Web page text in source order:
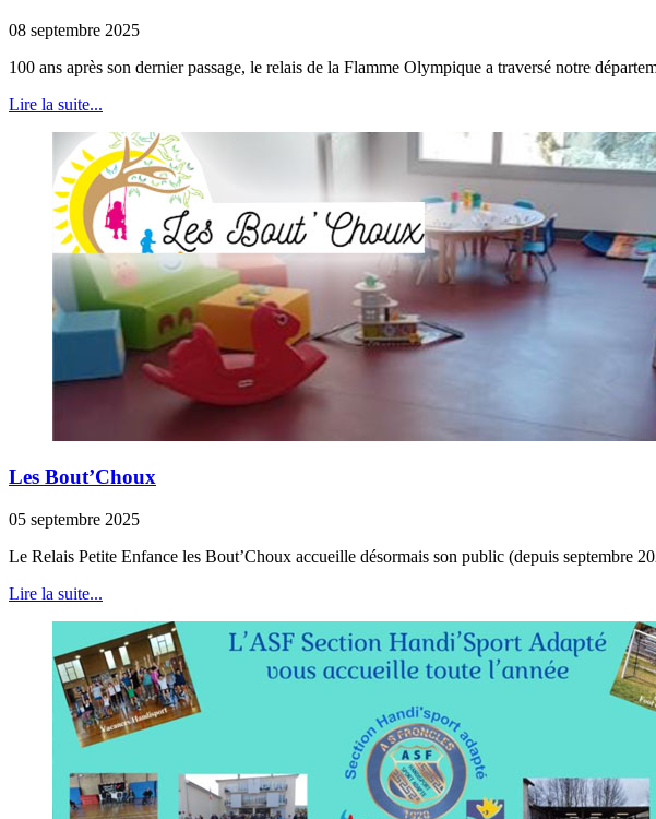
08 septembre 2025
100 ans après son dernier passage, le relais de la Flamme Olympique a traversé notre
Lire la suite...
Les Bout’Choux
05 septembre 2025
Le Relais Petite Enfance les Bout’Choux accueille désormais son public (depuis septembre
Lire la suite...